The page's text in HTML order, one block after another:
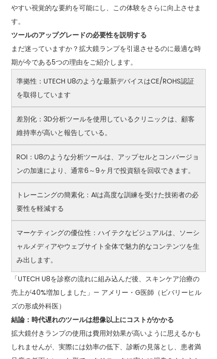
やすい視覚的な要約を可能にし、この体験をさらに向上させま
す。
ツールのアップグレードの必要性を説明する
まだ迷っていますか？拡大鏡ランプを引退させるのに最適な時
期が今である5つの理由をご紹介します。
準拠性：UTECH U8のような最新デバイスはCE/ROHS認証
を取得しています
差別化：3D分析ツールを使用しているクリニックは、顧客
維持率が高いと報告している。
ROI：U8のような分析ツールは、アップセルとコンバージョ
ンの加速により、通常6～9ヶ月で投資額を回収できます。
トレーニングの簡素化：AIは高度な訓練を受けた技術者の必
要性を軽減する
マーケティングの優位性：ハイテクなビジュアルは、ソーシ
ャルメディアやウェブサイト全体で魅力的なコンテンツを生
み出します。
「UTECH U8を診察の流れに組み込んだ後、スキンケア治療の
売上が40%増加しました」— アメリー・G医師（ビバリーヒル
ズの形成外科医）
結論：時代遅れのツールは想像以上にコストがかかる
拡大鏡付きランプの使用は費用対効果が高いように思えるかも
しれませんが、実際には効率の低下、診断の見落とし、患者満